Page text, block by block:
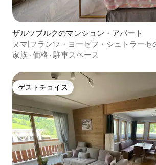
ザルツブルクのマンション・アパート
ヌマ|フランツ・ヨーゼフ・シュトラーセ
ム
家族 · 価格 ·駐車スペース
ゲストチョイス
ゲストチョイス